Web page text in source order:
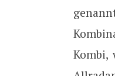
Kombi,